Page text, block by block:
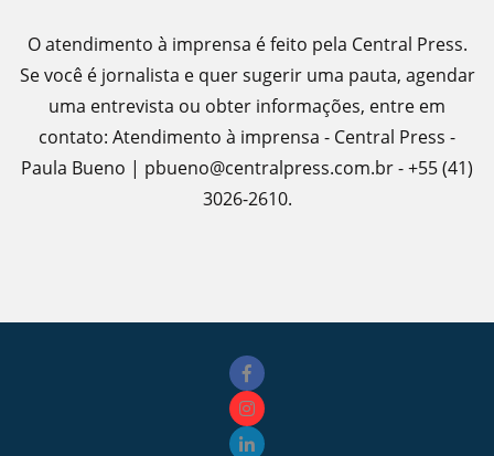
O atendimento à imprensa é feito pela Central Press.
Se você é jornalista e quer sugerir uma pauta, agendar
uma entrevista ou obter informações, entre em
contato: Atendimento à imprensa - Central Press -
Paula Bueno | pbueno@centralpress.com.br - +55 (41)
3026-2610.